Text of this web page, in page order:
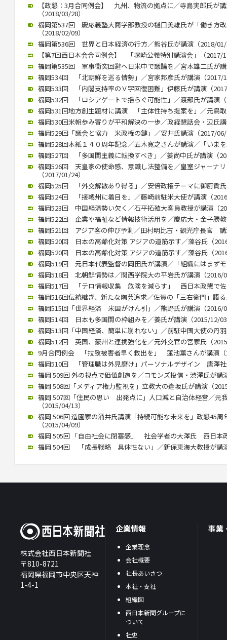
【政懇：3月合同例会】 九州、物流の拠点に／寺島実郎氏が
（2018/03/28）
福岡第537回 慶応義塾大商学部教授の樋口美雄氏が「働き方
（2018/02/09）
福岡第536回 世界と日本経済の行方／熊谷氏が講演（2018/
【第7回西日本会合同例会】 「塚崎公義特別講演会」（2017/
福岡第535回 軍事衝突回避へ日米中で議論を／宮本雄二氏が
福岡534回 「北朝鮮を巡る情勢」／宮家邦彦氏が講演（2017/
福岡533回 「内閣支持率のＶ字回復困難」伊藤氏が講演（
福岡532回 「ロシアゲートで揺らぐ可能性」／渡部氏が講演
福岡531回地方創生題材に講演 「主体性持ち提案を」／元鳥
福岡530回米朝歩み寄りが平和解決の一歩／政経懇話会・辺氏
福岡529回「議会と協力 米政権の鍵」／安井氏講演（2017/
福岡528回本紙１４０周年記念／五木寛之さんが講演／「いま
福岡527回 「多国間主義に転換すべき」／姜尚中氏が講演（
福岡526回 天皇家の使命感、意識し法整備を／皇室ジャーナ
（2017/01/24）
福岡525回 「外交解散あり得る」／安倍政権テーマに御厨貴
福岡524回 「接戦州に着目を」／藤崎前駐米大使が講演（
福岡523回 中国経済勢い欠く／石平拓殖大客員教授が講演（
福岡522回 企業や福祉など情報技術活用を／慶応大・金子勝
福岡521回 アジア客の伸び予測／田村明比古・観光庁長官 講
福岡520回 日本の高齢化対策 アジアの道筋示す／藻谷氏（
福岡520回 日本の高齢化対策 アジアの道筋示す／藻谷氏（
福岡519回 元日本代表監督の岡田氏が講演／「組織にはまず
福岡518回 北朝鮮情勢は／関西学院大の平岩氏が講演（2016/
福岡517回 「テロ情報収集 危険を減らす」 西日本政懇で佐
福岡516回伝統継ぎ、新たな陶芸追求／佐賀の「三右衛門」語
福岡515回「世界経済 米国がけん引」／熊野氏が講演（2016/
福岡514回 日本も多国間の枠組みを／姜氏が講演（2015/12/
福岡513回「中国経済、簡単に崩れない」／前駐中国大使の丹
福岡512回 英国、豪州と連携強化を／元外交官の宮家氏（
9月合同例会 「拉致被害者早く救出を」 蓮池薫さんが講演
福岡510回 「管理職は外見磨け」パーソナルデザイン 唐澤
福岡 509回 外の視点で価値創造を／コモンズ投信・渋澤氏が講
福岡 508回「メディア権力監視を」立教大の逢坂氏が講演（
福岡 507回「住民の思い 出発点に」人口減と自治体経営／元
（2015/04/13）
福岡 506回 造園家の涌井氏講演「持続可能な未来を」政懇45
（2015/04/09）
福岡 505回 「自由社会に閉塞感」 社会学者の大澤氏 西日本
福岡 504回 「成長戦略 具体性ない」／新保東海大教授が講
株式会社西日本新聞社
〒810-8721
福岡県福岡市中央区天神
1-4-1
企業情報
企業理念
会社概要
社長あいさつ
本社・支社
組織図
西日本新聞グループに
ついて
社史
事業